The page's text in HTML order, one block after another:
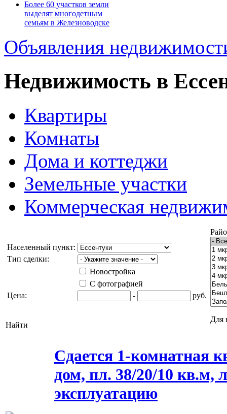
Более 60 участков земли
выделят многодетным
семьям в Железноводске
Объявления
Недвижимость в
Квартиры
Комнаты
Дома и коттеджи
Земельные участки
Коммерческая
Населенный пункт:
Тип сделки:
Новостройка
С фотографией
Цена:
- руб.
Для
Найти
Сдается 1-комнатная
дом, пл. 38/20/10 кв.м,
эксплуатацию